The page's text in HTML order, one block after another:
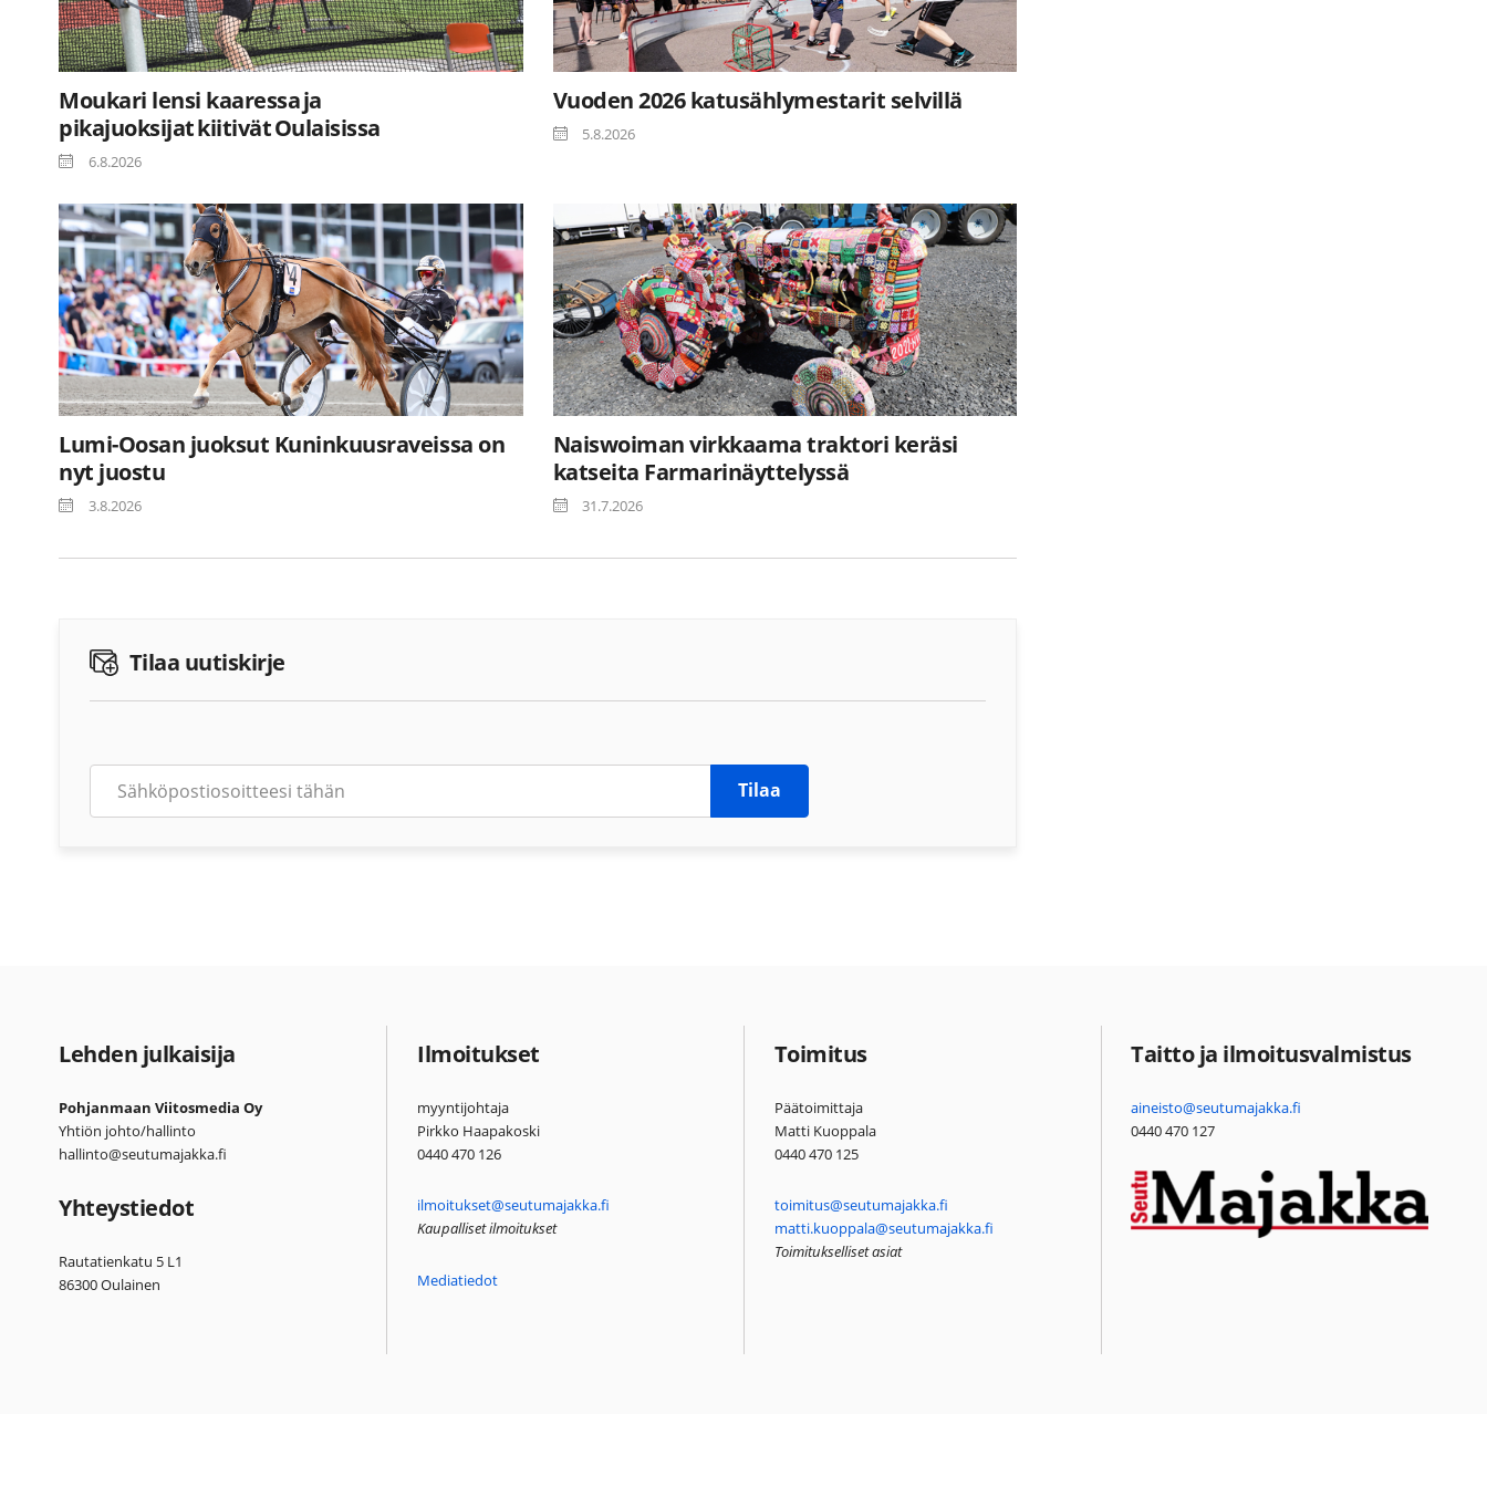
Moukari lensi kaaressa ja
pikajuoksijat kiitivät Oulaisissa
6.8.2026
Vuoden 2026 katusählymestarit selvillä
5.8.2026
Lumi-Oosan juoksut Kuninkuusraveissa on
nyt juostu
3.8.2026
Naiswoiman virkkaama traktori keräsi
katseita Farmarinäyttelyssä
31.7.2026
Tilaa uutiskirje
Tilaa
Lehden julkaisija
Pohjanmaan Viitosmedia Oy
Yhtiön johto/hallinto
hallinto@seutumajakka.fi
Yhteystiedot
Rautatienkatu 5 L1
86300 Oulainen
Ilmoitukset
myyntijohtaja
Pirkko Haapakoski
0440 470 126
ilmoitukset@seutumajakka.fi
Kaupalliset ilmoitukset
Mediatiedot
Toimitus
Päätoimittaja
Matti Kuoppala
0440 470 125
toimitus@seutumajakka.fi
matti.kuoppala@seutumajakka.fi
Toimitukselliset asiat
Taitto ja ilmoitusvalmistus
aineisto@seutumajakka.fi
0440 470 127